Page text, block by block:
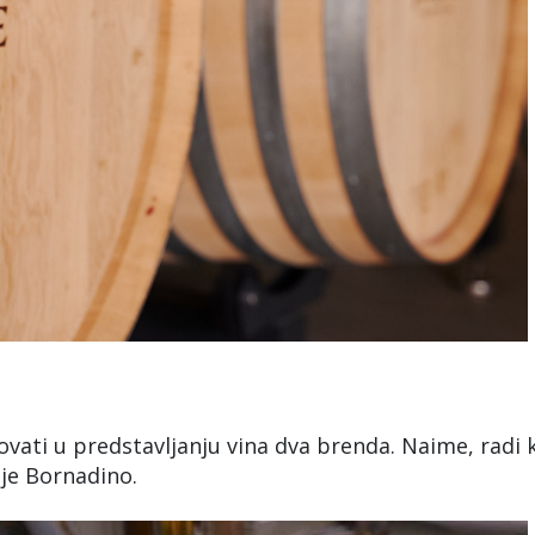
u predstavljanju vina dva brenda. Naime, radi
Bornadino.